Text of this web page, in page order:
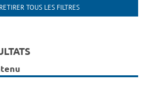
RETIRER TOUS LES FILTRES